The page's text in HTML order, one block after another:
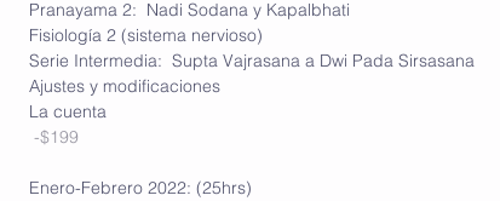
Pranayama 2:  Nadi Sodana y Kapalbhati
Fisiología 2 (sistema nervioso)
Serie Intermedia:  Supta Vajrasana a Dwi Pada Sirsasana
Ajustes y modificaciones
La cuenta
-$199
Enero-Febrero 2022: (25hrs)